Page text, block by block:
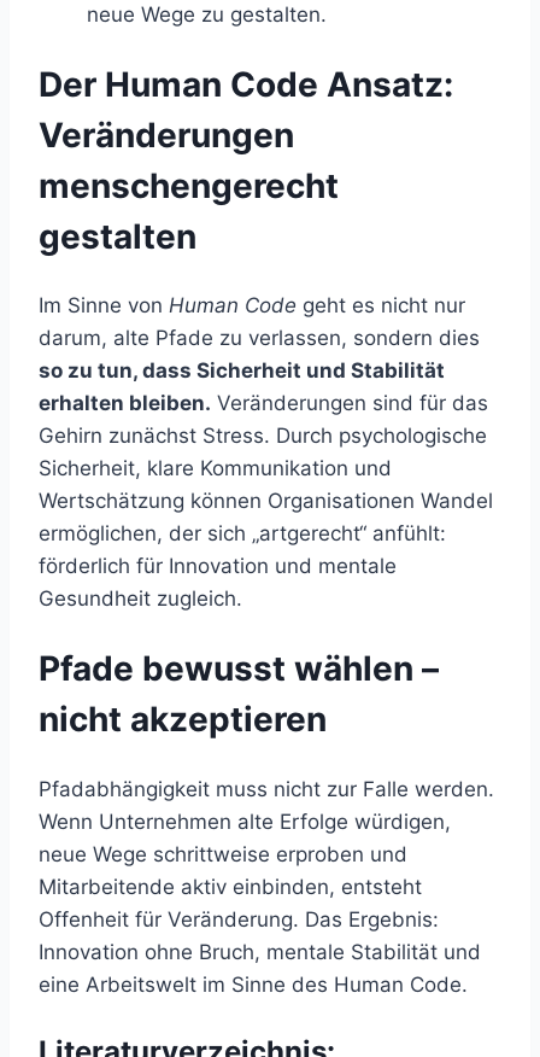
neue Wege zu gestalten.
Der Human Code Ansatz:
Veränderungen
menschengerecht
gestalten
Im Sinne von Human Code geht es nicht nur
darum, alte Pfade zu verlassen, sondern dies
so zu tun, dass Sicherheit und Stabilität
erhalten bleiben. Veränderungen sind für das
Gehirn zunächst Stress. Durch psychologische
Sicherheit, klare Kommunikation und
Wertschätzung können Organisationen Wandel
ermöglichen, der sich „artgerecht“ anfühlt:
förderlich für Innovation und mentale
Gesundheit zugleich.
Pfade bewusst wählen –
nicht akzeptieren
Pfadabhängigkeit muss nicht zur Falle werden.
Wenn Unternehmen alte Erfolge würdigen,
neue Wege schrittweise erproben und
Mitarbeitende aktiv einbinden, entsteht
Offenheit für Veränderung. Das Ergebnis:
Innovation ohne Bruch, mentale Stabilität und
eine Arbeitswelt im Sinne des Human Code.